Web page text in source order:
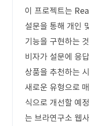
이 프로젝트는
설문을 통해 개인
기능을 구현하는
비자가 설문에 응
상품을 추천하는
새로운 유형으로
식으로 개선할 예
는 브라연구소 웹